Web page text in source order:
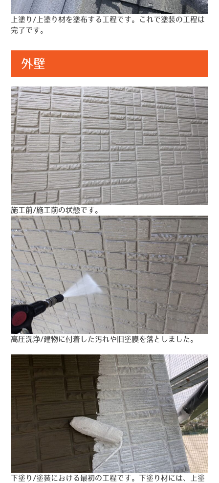
上塗り/上塗り材を塗布する工程です。これで塗装の工程は
完了です。
外壁
施工前/施工前の状態です。
高圧洗浄/建物に付着した汚れや旧塗膜を落としました。
下塗り/塗装における最初の工程です。下塗り材には、上塗